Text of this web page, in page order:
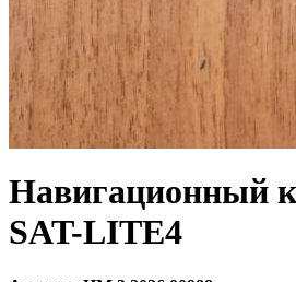
Навигационный
SAT-LITE4